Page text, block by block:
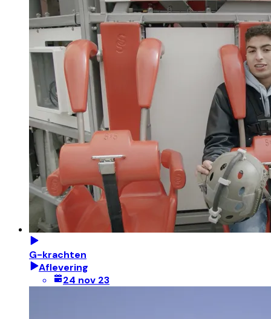
G-krachten
Aflevering
24 nov 23